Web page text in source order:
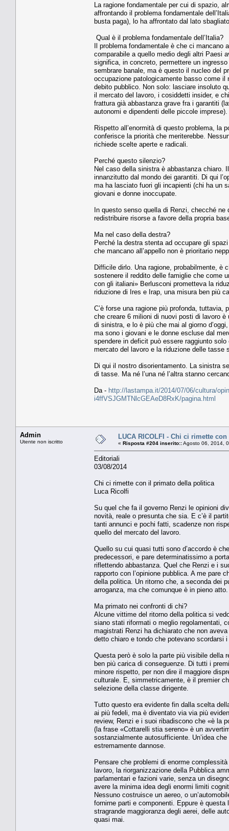
La ragione fondamentale per cui di spazio,
affrontando il problema fondamentale
busta paga), lo ha affrontato dal lato
Qual è il problema fondamentale dell’Italia?
Il problema fondamentale è che ci mancano
comparabile a quello medio degli altri Paesi
significa, in concreto, permettere un
sembrare banale, ma è questo il nucleo del
occupazione patologicamente basso come
debito pubblico. Non solo: lasciare insoluto
il mercato del lavoro, i cosiddetti insider, e
frattura già abbastanza grave fra i garantiti
autonomi e dipendenti delle piccole imprese).
Rispetto all’enormità di questo problema, la
conferisce la priorità che meriterebbe.
richiede scelte aperte e radicali.
Perché questo silenzio?
Nel caso della sinistra è abbastanza chiaro.
innanzitutto dal mondo dei garantiti. Di qui
ma ha lasciato fuori gli incapienti (chi ha un
giovani e donne inoccupate.
In questo senso quella di Renzi, checché
redistribuire risorse a favore della propria
Ma nel caso della destra?
Perché la destra stenta ad occupare gli
che mancano all’appello non è prioritario
Difficile dirlo. Una ragione, probabilmente, è
sostenere il reddito delle famiglie che come
con gli italiani» Berlusconi prometteva la
riduzione di Ires e Irap, una misura ben più
C’è forse una ragione più profonda,
che creare 6 milioni di nuovi posti di lavoro
di sinistra, e lo è più che mai al giorno
ma sono i giovani e le donne escluse dal
spendere in deficit può essere raggiunto
mercato del lavoro e la riduzione delle tasse
Di qui il nostro disorientamento. La sinistra
di tasse. Ma né l’una né l’altra stanno
Da - http://lastampa.it/2014/07/06/cultura/
i4ffVSJGMTNlcGEAeD8RxK/pagina.html
Admin
Utente non iscritto
LUCA RICOLFI - Chi ci rimette
« Risposta #204 inserito::Agosto 06, 2014,
Editoriali
03/08/2014
Chi ci rimette con il primato della politica
Luca Ricolfi
Su quel che fa il governo Renzi le opinioni
novità, reale o presunta che sia. E c’è il
tanti annunci e pochi fatti, scadenze non
quello del mercato del lavoro.
Quello su cui quasi tutti sono d’accordo è
predecessori, e pare determinatissimo a
riflettendo abbastanza. Quel che Renzi e i
rapporto con l’opinione pubblica. A me pare
della politica. Un ritorno che, a seconda dei
arroganza, ma che comunque è in pieno atto.
Ma primato nei confronti di chi?
Alcune vittime del ritorno della politica si
siano stati riformati o meglio regolamentati,
magistrati Renzi ha dichiarato che non
detto chiaro e tondo che potevano scordarsi
Questa però è solo la parte più visibile della
ben più carica di conseguenze. Di tutti i
minore rispetto, per non dire il maggiore
culturale. E, simmetricamente, è il premier
selezione della classe dirigente.
Tutto questo era evidente fin dalla scelta
ai più fedeli, ma è diventato via via più
review, Renzi e i suoi ribadiscono che «è la
(la frase «Cottarelli stia sereno» è un
sostanzialmente autosufficiente. Un’idea
estremamente dannose.
Pensare che problemi di enorme
lavoro, la riorganizzazione della Pubblica
parlamentari e fazioni varie, senza un
avere la minima idea degli enormi limiti
Nessuno costruisce un aereo, o
fornirne parti e componenti. Eppure è
stragrande maggioranza degli aerei, delle
quasi mai.